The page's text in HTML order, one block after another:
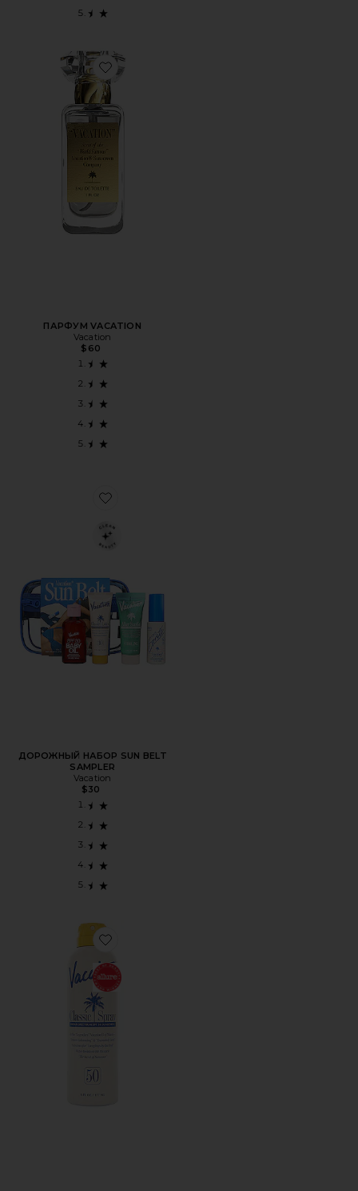
Favorite ПАРФУМ VACATION
ПАРФУМ VACATION
Vacation
$60
Favorite ДОРОЖНЫЙ НАБОР SUN BELT SAMPLER
ДОРОЖНЫЙ НАБОР SUN BELT
SAMPLER
Vacation
$30
Favorite СОЛНЦЕЗАЩИТНЫЙ КРЕМ CLASSIC